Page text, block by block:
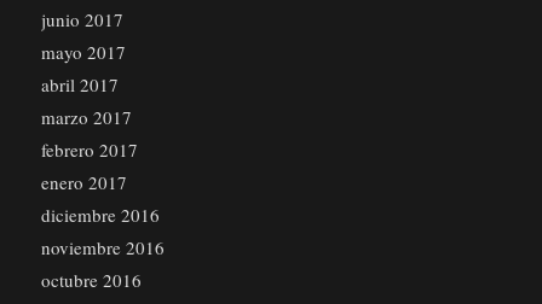
junio 2017
mayo 2017
abril 2017
marzo 2017
febrero 2017
enero 2017
diciembre 2016
noviembre 2016
octubre 2016